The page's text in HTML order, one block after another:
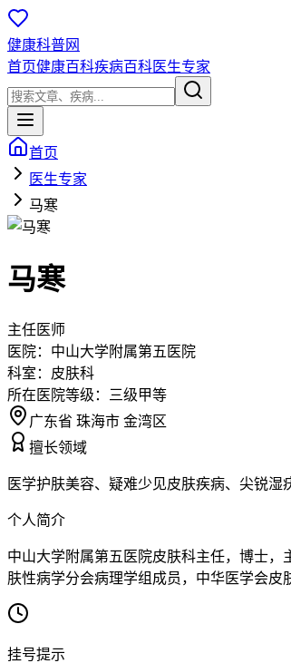
健康科普网
首页健康百科疾病百科医生专家
首页
医生专家
马寒
马寒
主任医师
医院： 中山大学附属第五医院
科室： 皮肤科
所在医院等级：
三级甲等
广东省 珠海市 金湾区
擅长领域
医学护肤美容、疑难少见皮肤疾病、尖锐湿
个人简介
中山大学附属第五医院皮肤科主任，博士
肤性病学分会病理学组成员，中华医学会皮
挂号提示